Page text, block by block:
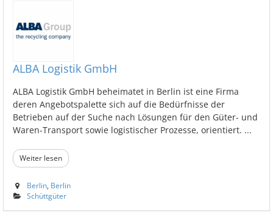
ALBA Logistik GmbH
ALBA Logistik GmbH beheimatet in Berlin ist eine Firma
deren Angebotspalette sich auf die Bedürfnisse der
Betrieben auf der Suche nach Lösungen für den Güter- und
Waren-Transport sowie logistischer Prozesse, orientiert. ...
Weiter lesen
Berlin, Berlin
Schüttgüter